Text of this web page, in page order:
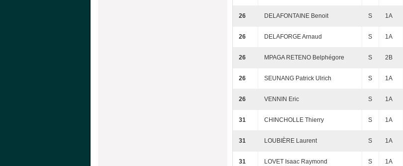
26 DELAFONTAINE Benoit S 1A
26 DELAFORGE Arnaud S 1A
26 MPAGA RETENO Belphégore S 2B
26 SEUNANG Patrick Ulrich S 1A
26 VENNIN Eric S 1A
31 CHINCHOLLE Thierry S 1A
31 LOUBIÈRE Laurent S 1A
31 LOVET Isaac Raymond S 1A